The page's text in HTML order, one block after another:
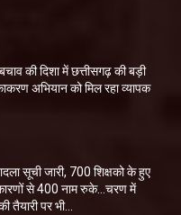
की दिशा में छत्तीसगढ़ की बड़ी
अभियान को मिल रहा व्यापक
सूची जारी, 700 शिक्षको के हुए
से 400 नाम रुके…चरण में
पर भी...